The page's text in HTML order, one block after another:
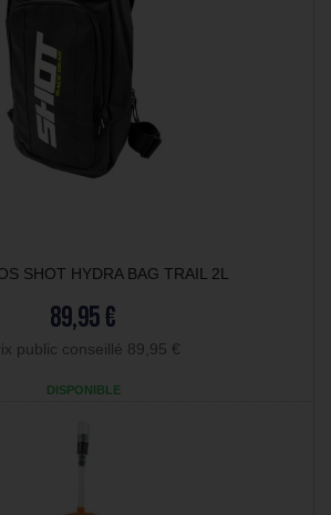
SHOT HYDRA BAG TRAIL 2L
89,95 €
public conseillé 89,95 €
DISPONIBLE